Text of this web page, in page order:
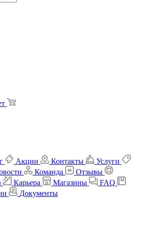
Акции Контакты
Услуги
Команда
Отзывы
Карьера Магазины
FAQ
Документы